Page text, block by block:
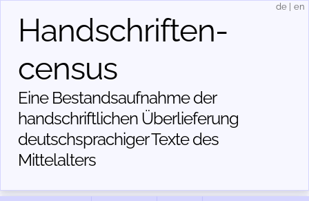
Handschriften­
census
Eine Bestandsaufnahme der
handschriftlichen Über­lieferung
deutschsprachiger Texte des
Mittelalters
de en